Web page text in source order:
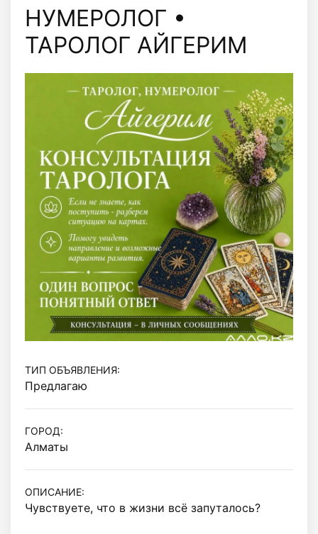
НУМЕРОЛОГ •
ТАРОЛОГ АЙГЕРИМ
ТИП ОБЪЯВЛЕНИЯ:
Предлагаю
ГОРОД:
Алматы
ОПИСАНИЕ:
Чувствуете, что в жизни всё запуталось?